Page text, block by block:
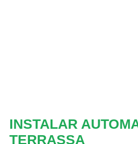
INSTALAR
TERRASSA